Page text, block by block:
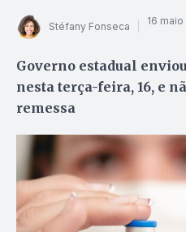
Stéfany Fonseca 16
Governo estadual
nesta terça-feira, 16, e
remessa